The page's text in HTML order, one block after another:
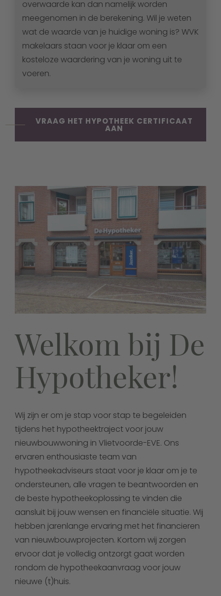
overwaarde kan dan namelijk worden
meegenomen in de berekening. Wil je weten
wat de waarde van je huidige woning is? WVK
makelaars staan voor je klaar om een
kosteloze waardering van je woning uit te
voeren.
VRAAG HET HYPOTHEEK CERTIFICAAT
AAN
Welkom bij De
Hypotheker!
Wij zijn er om je stap voor stap te begeleiden
tijdens het hypotheektraject voor jouw
nieuwbouwwoning in Vlietvoorde-EVE. Ons
ervaren enthousiaste team van
hypotheekadviseurs staat voor je klaar om je te
ondersteunen, alle vragen te beantwoorden en
de beste hypotheekoplossing te vinden die
aansluit bij jouw wensen en financiële situatie. Wij
hebben jarenlange ervaring met het financieren
van nieuwbouwprojecten. Kortom wij zorgen
ervoor dat je volledig ontzorgt gaat worden
rondom de hypotheekaanvraag voor jouw
nieuwe (t)huis.